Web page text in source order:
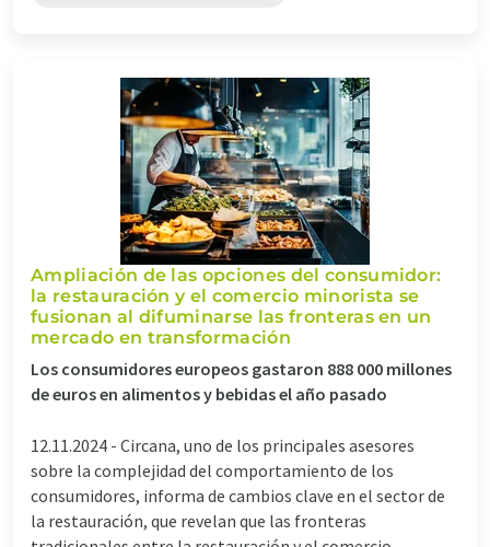
Ampliación de las opciones del consumidor:
la restauración y el comercio minorista se
fusionan al difuminarse las fronteras en un
mercado en transformación
Los consumidores europeos gastaron 888 000 millones
de euros en alimentos y bebidas el año pasado
12.11.2024 - Circana, uno de los principales asesores
sobre la complejidad del comportamiento de los
consumidores, informa de cambios clave en el sector de
la restauración, que revelan que las fronteras